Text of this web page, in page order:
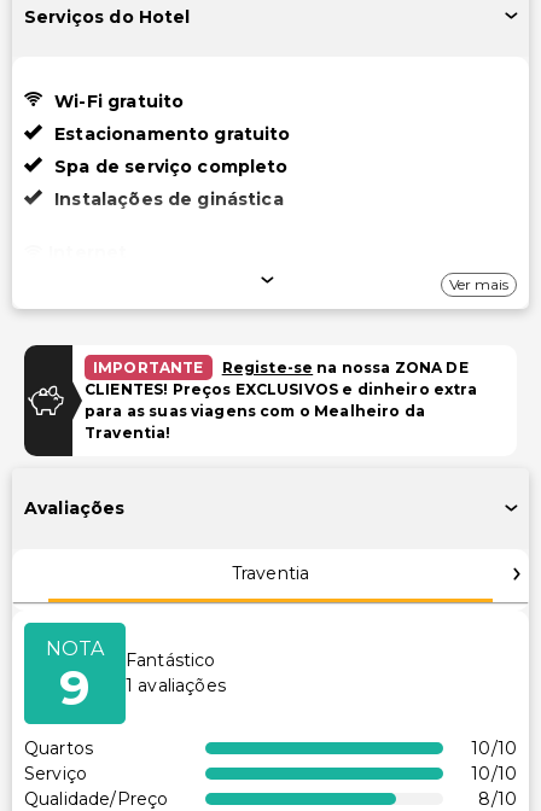
Serviços do Hotel
Wi-Fi gratuito
Estacionamento gratuito
Spa de serviço completo
Instalações de ginástica
Estacionamento
Estacionamento gratuito
Spa de serviço completo
Sala(s) de tratamento de spa
Piscina infantil
Instalações de fitness 24 horas
Instalações
TV em áreas comuns
Instalações de ginástica
Carregador/portaria
Ver mais
IMPORTANTE Registe-se na nossa ZONA DE
CLIENTES! Preços EXCLUSIVOS e dinheiro extra
para as suas viagens com o Mealheiro da
Traventia!
Avaliações
Traventia
NOTA
9
Fantástico
1 avaliações
Quartos 10/10
Serviço
10/10
Qualidade/Preço
8/10